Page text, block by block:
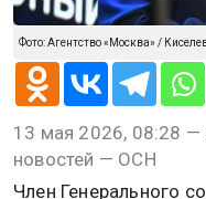
Фото: Агентство «Москва» /
13 мая 2026, 08:28
новостей — ОСН
Член Генерального